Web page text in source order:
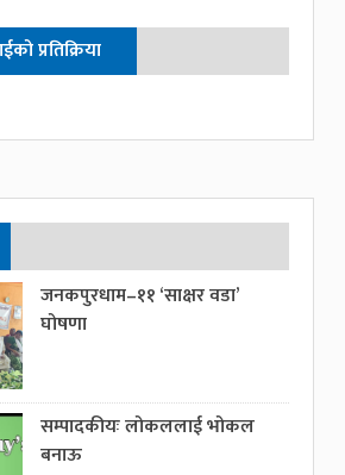
प्रतिक्रिया
जनकपुरधाम–११ ‘साक्षर वडा’
घोषणा
सम्पादकीयः लोकललाई भोकल
बनाऊ